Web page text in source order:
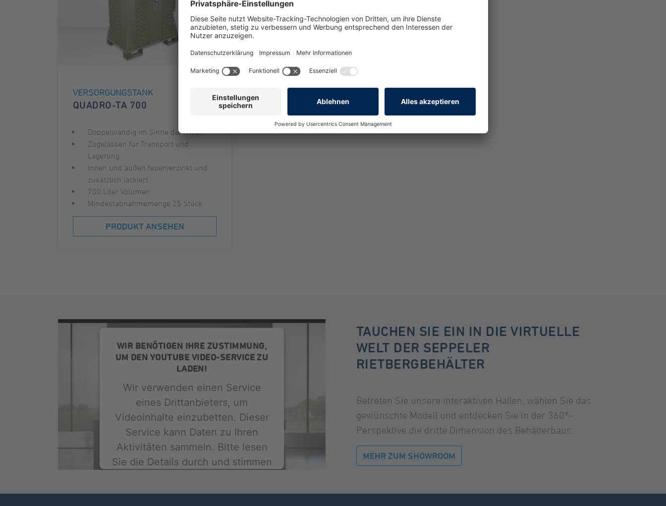
VERSORGUNGSTANK
QUADRO-TA 700
Doppelwandig im Sinne der AwSV
Zugelassen für Transport und
Lagerung
Innen und außen feuerverzinkt und
zusätzlich lackiert
700 Liter Volumen
Mindestabnahmemenge 25 Stück
PRODUKT ANSEHEN
WIR BENÖTIGEN IHRE ZUSTIMMUNG,
UM DEN YOUTUBE VIDEO-SERVICE ZU
LADEN!
Wir verwenden einen Service
eines Drittanbieters, um
Videoinhalte einzubetten. Dieser
Service kann Daten zu Ihren
Aktivitäten sammeln. Bitte lesen
Sie die Details durch und stimmen
um dieses Video anzusehen.
TAUCHEN SIE EIN IN DIE VIRTUELLE
WELT DER SEPPELER
RIETBERGBEHÄLTER
Betreten Sie unsere interaktiven Hallen, wählen Sie das
gewünschte Modell und entdecken Sie in der 360°-
Perspektive die dritte Dimension des Behälterbaus.
MEHR ZUM SHOWROOM